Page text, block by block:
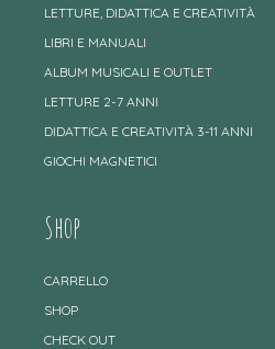
LETTURE, DIDATTICA E CREATIVITÀ
LIBRI E MANUALI
ALBUM MUSICALI E OUTLET
LETTURE 2-7 ANNI
DIDATTICA E CREATIVITÀ 3-11 ANNI
GIOCHI MAGNETICI
Shop
CARRELLO
SHOP
CHECK OUT